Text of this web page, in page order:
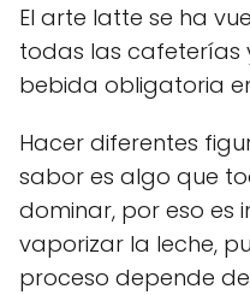
El arte latte se ha
todas las cafeterías
bebida obligatoria
Hacer diferentes
sabor es algo que
dominar, por eso es
vaporizar la leche,
proceso depende